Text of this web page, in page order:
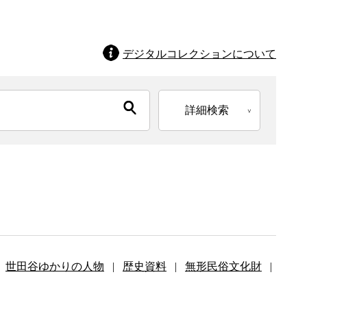
デジタルコレクションについて
詳細検索
世田谷ゆかりの人物 | 歴史資料 | 無形民俗文化財
|